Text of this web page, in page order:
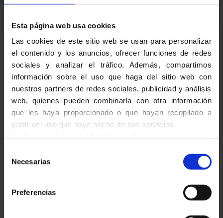
Esta página web usa cookies
Las cookies de este sitio web se usan para personalizar
el contenido y los anuncios, ofrecer funciones de redes
sociales y analizar el tráfico. Además, compartimos
información sobre el uso que haga del sitio web con
nuestros partners de redes sociales, publicidad y análisis
web, quienes pueden combinarla con otra información
que les haya proporcionado o que hayan recopilado a
partir del uso que haya hecho de sus servicios.
Necesarias
Preferencias